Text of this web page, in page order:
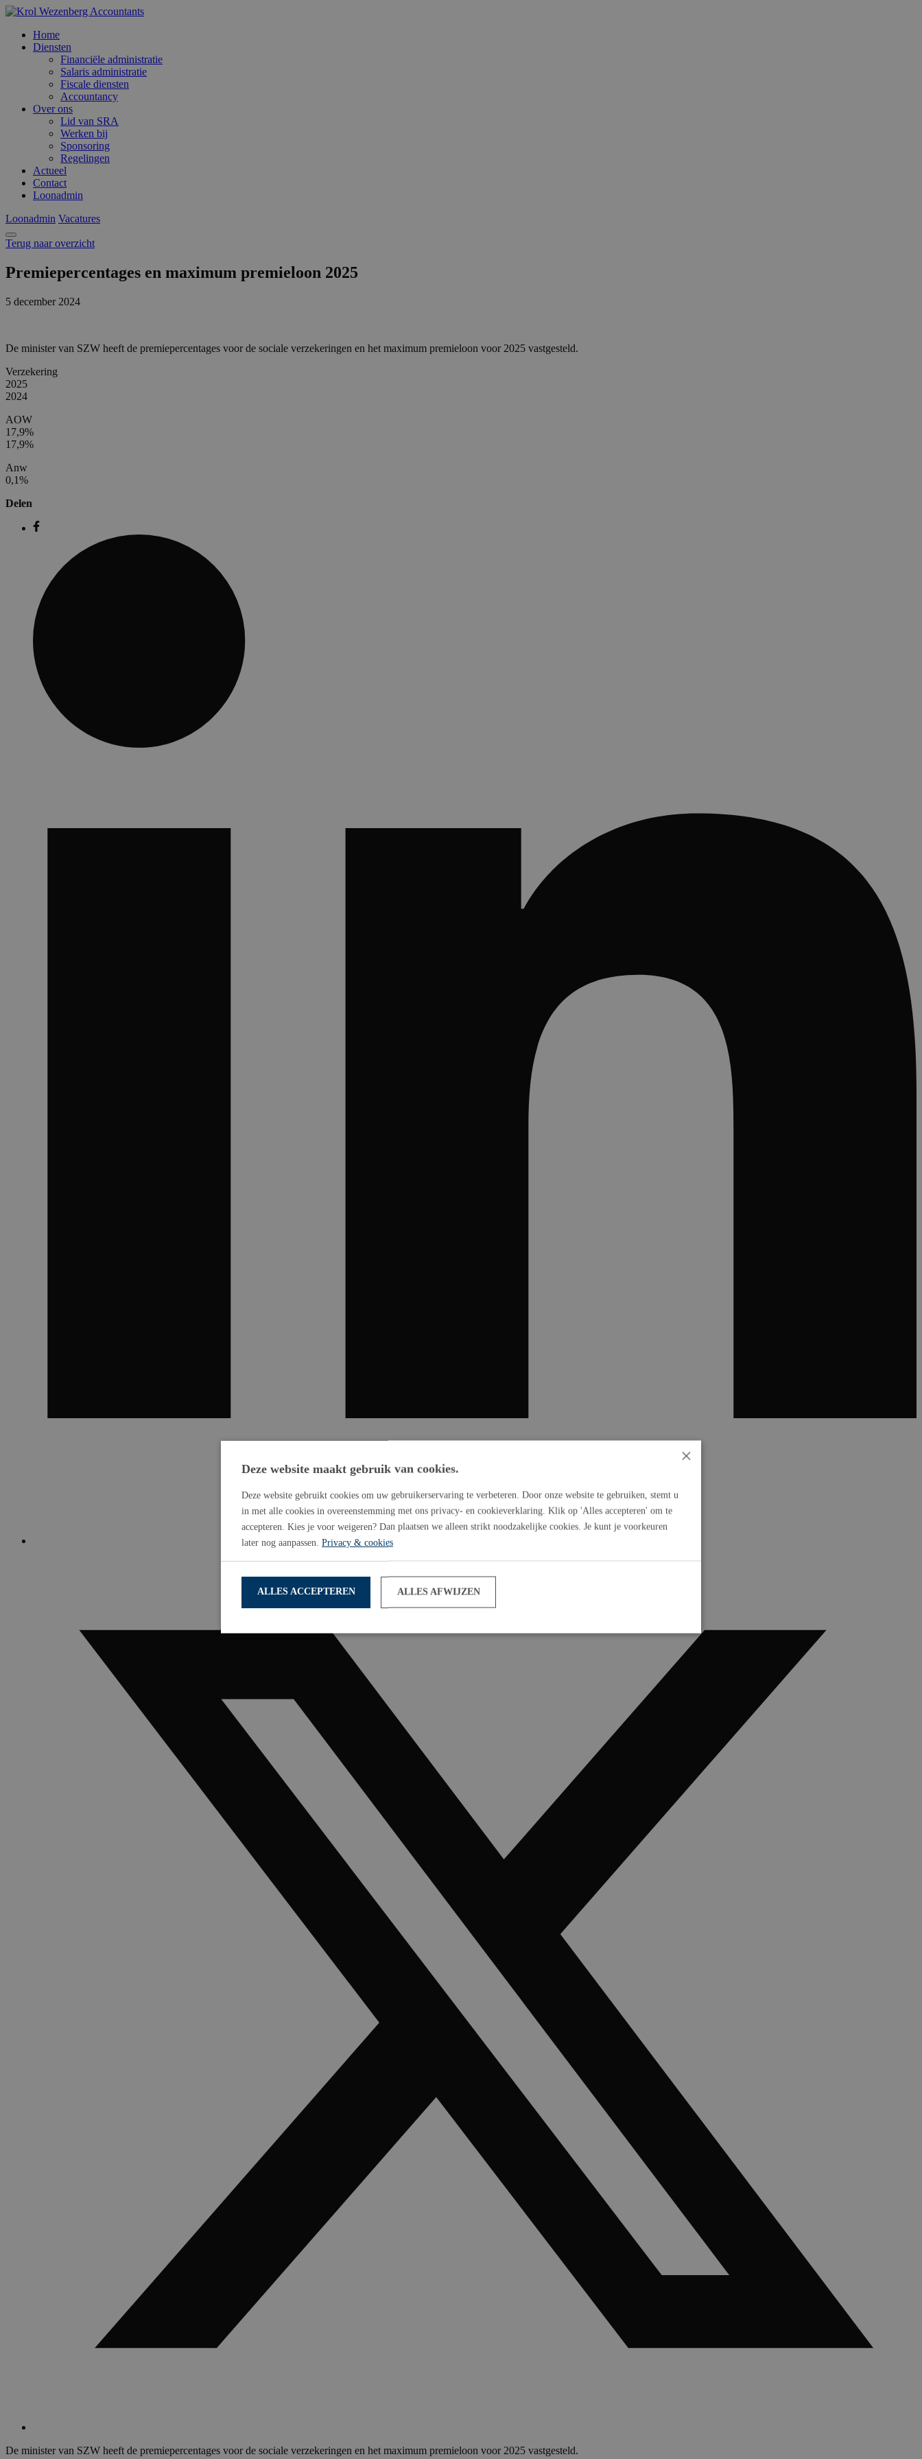
Home
Diensten
Financiële administratie
Salaris administratie
Fiscale diensten
Accountancy
Over ons
Lid van SRA
Werken bij
Sponsoring
Regelingen
Actueel
Contact
Loonadmin
Loonadmin Vacatures
Terug naar overzicht
Premiepercentages en maximum premieloon 2025
5 december 2024
De minister van SZW heeft de premiepercentages voor de sociale verzekeringen en het maximum premieloon voor 2025 vastgesteld.
Verzekering
2025
2024
AOW
17,9%
17,9%
Anw
0,1%
Delen
De minister van SZW heeft de premiepercentages voor de sociale verzekeringen en het maximum premieloon voor 2025 vastgesteld.
×
Deze website maakt gebruik van cookies.
Deze website gebruikt cookies om uw gebruikerservaring te verbeteren. Door onze website te gebruiken, stemt u
in met alle cookies in overeenstemming met ons privacy- en cookieverklaring. Klik op 'Alles accepteren' om te
accepteren. Kies je voor weigeren? Dan plaatsen we alleen strikt noodzakelijke cookies. Je kunt je voorkeuren
later nog aanpassen. Privacy & cookies
ALLES ACCEPTEREN ALLES AFWIJZEN